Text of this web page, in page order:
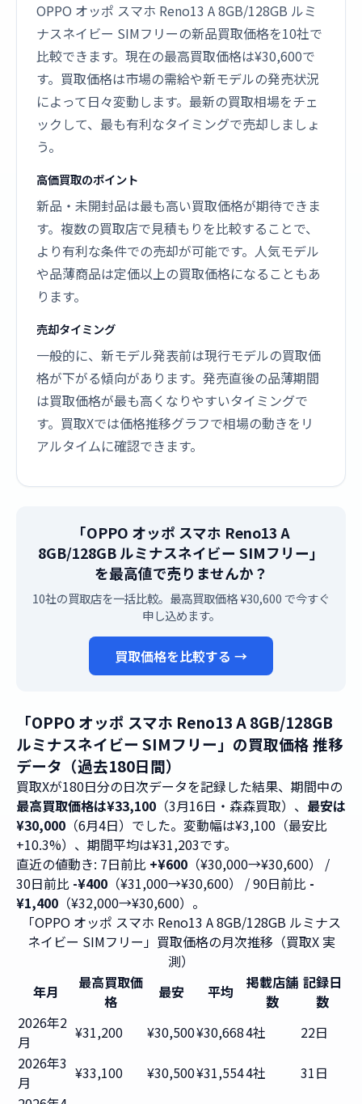
OPPO オッポ スマホ Reno13 A 8GB/128GB ルミ
ナスネイビー SIMフリーの新品買取価格を10社で
比較できます。現在の最高買取価格は¥30,600で
す。買取価格は市場の需給や新モデルの発売状況
によって日々変動します。最新の買取相場をチェ
ックして、最も有利なタイミングで売却しましょ
う。
高価買取のポイント
新品・未開封品は最も高い買取価格が期待できま
す。複数の買取店で見積もりを比較することで、
より有利な条件での売却が可能です。人気モデル
や品薄商品は定価以上の買取価格になることもあ
ります。
売却タイミング
一般的に、新モデル発表前は現行モデルの買取価
格が下がる傾向があります。発売直後の品薄期間
は買取価格が最も高くなりやすいタイミングで
す。買取Xでは価格推移グラフで相場の動きをリ
アルタイムに確認できます。
「OPPO オッポ スマホ Reno13 A
8GB/128GB ルミナスネイビー SIMフリー」
を最高値で売りませんか？
10社の買取店を一括比較。最高買取価格 ¥30,600 で今すぐ
申し込めます。
買取価格を比較する →
「OPPO オッポ スマホ Reno13 A 8GB/128GB
ルミナスネイビー SIMフリー」の買取価格 推移
データ（過去180日間）
買取Xが180日分の日次データを記録した結果、期間中の
最高買取価格は¥33,100 （3月16日・森森買取）、 最安は
¥30,000 （6月4日）でした。変動幅は¥3,100（最安比
+10.3%）、期間平均は¥31,203です。
直近の値動き: 7日前比 +¥600 （¥30,000→¥30,600） /
30日前比 -¥400 （¥31,000→¥30,600） / 90日前比 -
¥1,400 （¥32,000→¥30,600）。
「OPPO オッポ スマホ Reno13 A 8GB/128GB ルミナス
ネイビー SIMフリー」買取価格の月次推移（買取X 実
測）
年月
最高買取価
格
最安 平均
掲載店舗
数
記録日
数
2026年2
月
¥31,200 ¥30,500¥30,6684社
22日
2026年3
月
¥33,100 ¥30,500¥31,5544社
31日